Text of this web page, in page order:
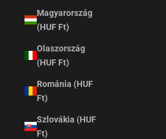
Magyarország
(HUF Ft)
Olaszország
(HUF Ft)
Románia (HUF
Ft)
Szlovákia (HUF
Ft)